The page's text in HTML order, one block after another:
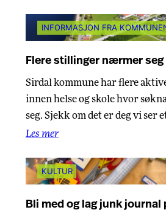
INFORMASJON FRA
Flere stillinger nærmer
Sirdal kommune har flere
innen helse og skole hvor
seg. Sjekk om det er deg vi ser
Les mer
KULTUR
Bli med og lag junk